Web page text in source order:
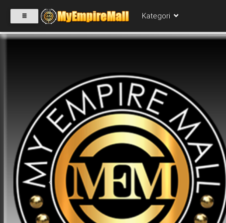
Kategori
Previous
PRODUK(0)
BABIES(0)
KESIHATAN(80)
PERNIAGAAN
RUNCIT(1)